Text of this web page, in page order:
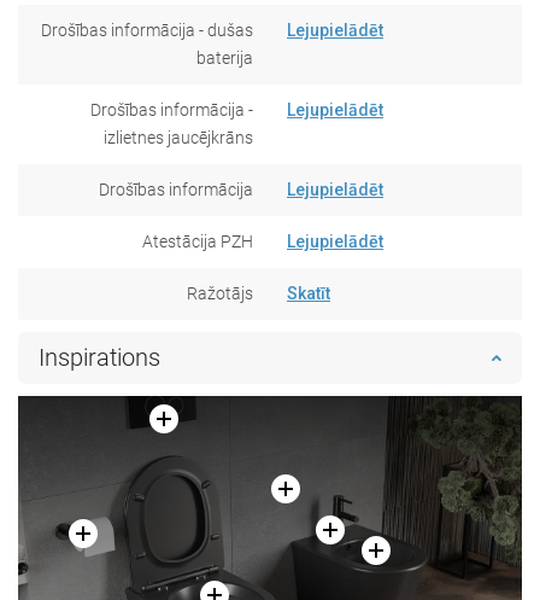
Drošības informācija - dušas
baterija
Lejupielādēt
Drošības informācija -
izlietnes jaucējkrāns
Lejupielādēt
Drošības informācija Lejupielādēt
Atestācija PZH Lejupielādēt
Ražotājs Skatīt
Inspirations